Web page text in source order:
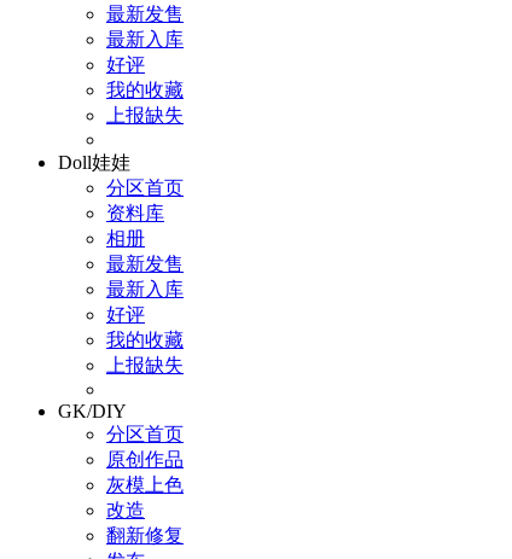
最新发售
最新入库
好评
我的收藏
上报缺失
Doll娃娃
分区首页
资料库
相册
最新发售
最新入库
好评
我的收藏
上报缺失
GK/DIY
分区首页
原创作品
灰模上色
改造
翻新修复